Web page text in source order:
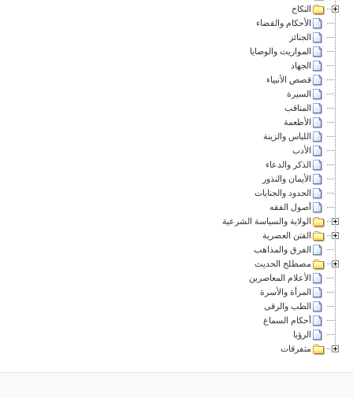
النكاح
الأحكام والقضاء
الجنائز
المواريث والوصايا
الجهاد
قصص الأنبياء
السيرة
المناقب
الأطعمة
اللباس والزينة
الأدب
الذكر والدعاء
الأيمان والنذور
الحدود والجنايات
أصول الفقه
الولاية والسياسة الشرعية
الفتن العصرية
الفرق والمذاهب
مصطلح الحديث
الأعلام المعاصرين
المرأة والأسرة
الطب والرقى
أحكام السماع
الرؤيا
متفرقات